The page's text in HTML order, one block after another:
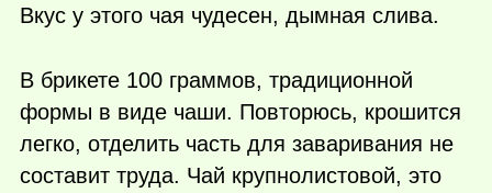
Вкус у этого чая чудесен, дымная слива.
В брикете 100 граммов, традиционной
формы в виде чаши. Повторюсь, крошится
легко, отделить часть для заваривания не
составит труда. Чай крупнолистовой, это